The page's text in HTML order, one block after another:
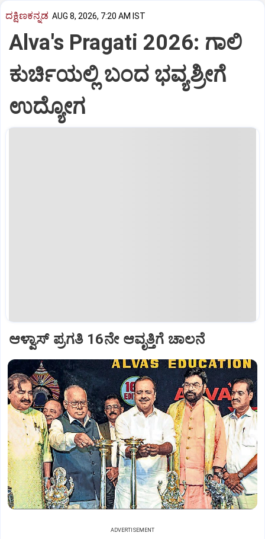
ದಕ್ಷಿಣಕನ್ನಡ AUG 8, 2026, 7:20 AM IST
Alva's Pragati 2026: ಗಾಲಿ
ಕುರ್ಚಿಯಲ್ಲಿ ಬಂದ ಭವ್ಯಶ್ರೀಗೆ
ಉದ್ಯೋಗ
ಆಳ್ವಾಸ್‌ ಪ್ರಗತಿ 16ನೇ ಆವೃತ್ತಿಗೆ ಚಾಲನೆ
ADVERTISEMENT